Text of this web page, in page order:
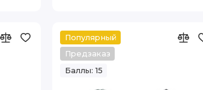
Популярный
Предзаказ
Баллы: 15